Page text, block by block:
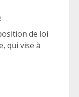
de loi
qui vise à